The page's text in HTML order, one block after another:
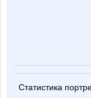
Статистика